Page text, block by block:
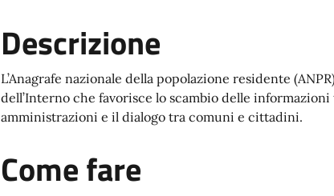
Descrizione
L’Anagrafe nazionale della popolazione residente
dell’Interno che favorisce lo scambio delle
amministrazioni e il dialogo tra comuni e cittadini.
Come fare